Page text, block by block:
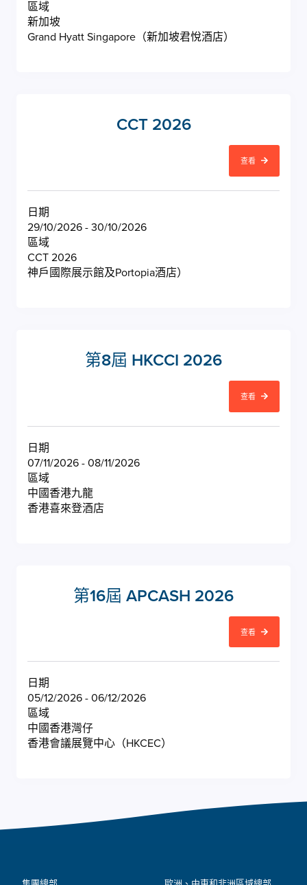
區域
新加坡
Grand Hyatt Singapore（新加坡君悅酒店）
CCT 2026
查看
日期
29/10/2026 - 30/10/2026
區域
CCT 2026
神戶國際展示館及Portopia酒店）
第8屆 HKCCI 2026
查看
日期
07/11/2026 - 08/11/2026
區域
中國香港九龍
香港喜來登酒店
第16屆 APCASH 2026
查看
日期
05/12/2026 - 06/12/2026
區域
中國香港灣仔
香港會議展覽中心（HKCEC）